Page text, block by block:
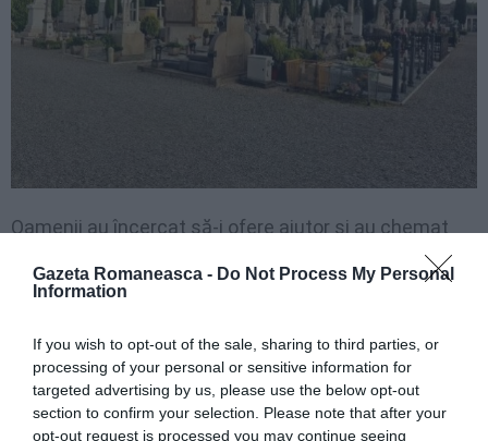
Gazeta Romaneasca - Do Not Process My Personal
Information
If you wish to opt-out of the sale, sharing to third parties, or
processing of your personal or sensitive information for
targeted advertising by us, please use the below opt-out
section to confirm your selection. Please note that after your
opt-out request is processed you may continue seeing
Oamenii au încercat să-i ofere ajutor și au chemat
rămas văduvă în urmă cu 40 de ani. A mers la
mormântul lui în tot acest timp și chiar și-a vândut
casa pentru a se muta mai aproape de cimitir.